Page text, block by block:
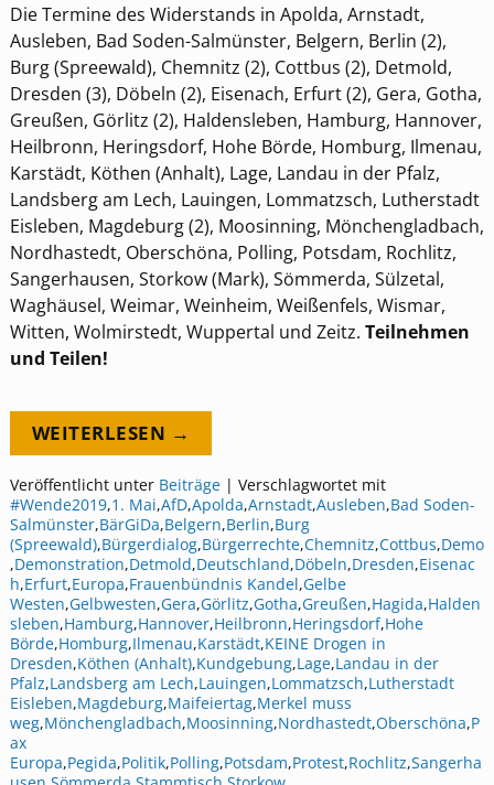
Die Termine des Widerstands in Apolda, Arnstadt,
Ausleben, Bad Soden-Salmünster, Belgern, Berlin (2),
Burg (Spreewald), Chemnitz (2), Cottbus (2), Detmold,
Dresden (3), Döbeln (2), Eisenach, Erfurt (2), Gera, Gotha,
Greußen, Görlitz (2), Haldensleben, Hamburg, Hannover,
Heilbronn, Heringsdorf, Hohe Börde, Homburg, Ilmenau,
Karstädt, Köthen (Anhalt), Lage, Landau in der Pfalz,
Landsberg am Lech, Lauingen, Lommatzsch, Lutherstadt
Eisleben, Magdeburg (2), Moosinning, Mönchengladbach,
Nordhastedt, Oberschöna, Polling, Potsdam, Rochlitz,
Sangerhausen, Storkow (Mark), Sömmerda, Sülzetal,
Waghäusel, Weimar, Weinheim, Weißenfels, Wismar,
Witten, Wolmirstedt, Wuppertal und Zeitz. Teilnehmen
und Teilen!
WEITERLESEN →
Veröffentlicht unter Beiträge| Verschlagwortet mit
#Wende2019,1. Mai,AfD,Apolda,Arnstadt,Ausleben,Bad Soden-
Salmünster,BärGiDa,Belgern,Berlin,Burg
(Spreewald),Bürgerdialog,Bürgerrechte,Chemnitz,Cottbus,Demo
,Demonstration,Detmold,Deutschland,Döbeln,Dresden,Eisenac
h,Erfurt,Europa,Frauenbündnis Kandel,Gelbe
Westen,Gelbwesten,Gera,Görlitz,Gotha,Greußen,Hagida,Halden
sleben,Hamburg,Hannover,Heilbronn,Heringsdorf,Hohe
Börde,Homburg,Ilmenau,Karstädt,KEINE Drogen in
Dresden,Köthen (Anhalt),Kundgebung,Lage,Landau in der
Pfalz,Landsberg am Lech,Lauingen,Lommatzsch,Lutherstadt
Eisleben,Magdeburg,Maifeiertag,Merkel muss
weg,Mönchengladbach,Moosinning,Nordhastedt,Oberschöna,P
ax
Europa,Pegida,Politik,Polling,Potsdam,Protest,Rochlitz,Sangerha